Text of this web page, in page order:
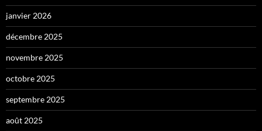
janvier 2026
décembre 2025
novembre 2025
octobre 2025
septembre 2025
août 2025